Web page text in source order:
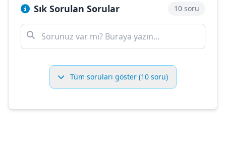
Sık Sorulan Sorular 10 soru
Tüm soruları göster (10 soru)